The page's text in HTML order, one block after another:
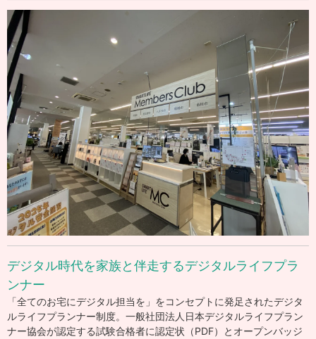
デジタル時代を家族と伴走するデジタルライフプラ
ンナー
「全てのお宅にデジタル担当を」をコンセプトに発足されたデジタ
ルライフプランナー制度。一般社団法人日本デジタルライフプラン
ナー協会が認定する試験合格者に認定状（PDF）とオープンバッジ